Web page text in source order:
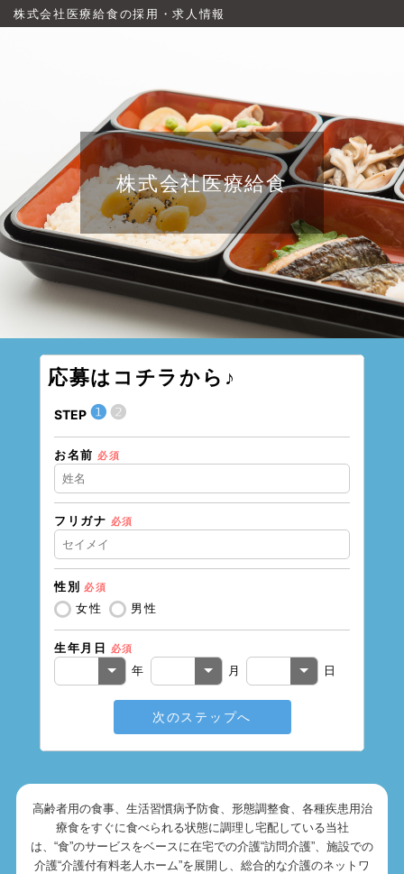
株式会社医療給食の採用・求人情報
株式会社医療給食
応募はコチラから♪
STEP ❶❷
お名前 必須
フリガナ 必須
性別 必須
女性 男性
生年月日 必須
年 月 日
次のステップへ
高齢者用の食事、生活習慣病予防食、形態調整食、各種疾患用治
療食をすぐに食べられる状態に調理し宅配している当社
は、“食”のサービスをベースに在宅での介護“訪問介護”、施設での
介護“介護付有料老人ホーム”を展開し、総合的な介護のネットワ